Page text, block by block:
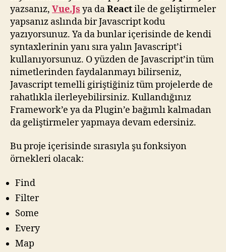
yazsanız, Vue.Js ya daReactile de geliştirmeler
yapsanız aslında bir Javascript kodu
yazıyorsunuz. Ya da bunlar içerisinde de kendi
syntaxlerinin yanı sıra yalın Javascript’i
kullanıyorsunuz. O yüzden de Javascript’in tüm
nimetlerinden faydalanmayı bilirseniz,
Javascript temelli giriştiğiniz tüm projelerde de
rahatlıkla ilerleyebilirsiniz. Kullandığınız
Framework’e ya da Plugin’e bağımlı kalmadan
da geliştirmeler yapmaya devam edersiniz.
Bu proje içerisinde sırasıyla şu fonksiyon
örnekleri olacak:
Find
Filter
Some
Every
Map